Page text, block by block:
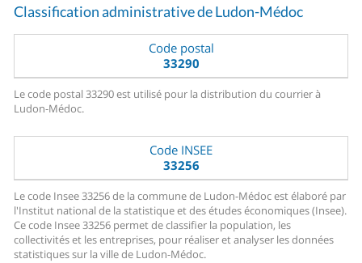
Classification administrative de Ludon-Médoc
Code postal
33290
Le code postal 33290 est utilisé pour la distribution du courrier à
Ludon-Médoc.
Code INSEE
33256
Le code Insee 33256 de la commune de Ludon-Médoc est élaboré par
l'Institut national de la statistique et des études économiques (Insee).
Ce code Insee 33256 permet de classifier la population, les
collectivités et les entreprises, pour réaliser et analyser les données
statistiques sur la ville de Ludon-Médoc.